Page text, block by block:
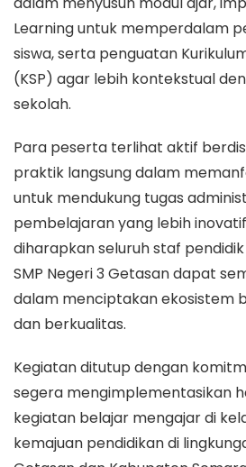
Learning untuk memperdalam
siswa, serta penguatan
(KSP) agar lebih kontekstual
sekolah.
Para peserta terlihat aktif
praktik langsung dalam
untuk mendukung tugas
pembelajaran yang lebih
diharapkan seluruh staf
SMP Negeri 3 Getasan dapat
dalam menciptakan ekosistem
dan berkualitas.
Kegiatan ditutup dengan
segera mengimplementasikan
kegiatan belajar mengajar di
kemajuan pendidikan di